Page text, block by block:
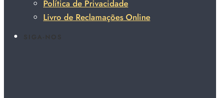
Política de Privacidade
Livro de Reclamações Online